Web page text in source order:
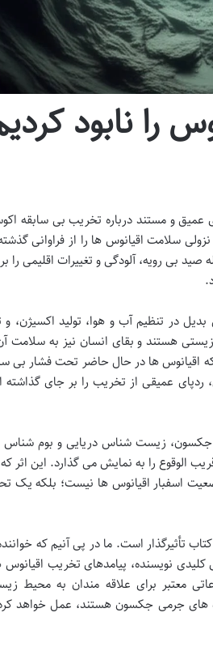
را نابود
عمیق و مستند درباره تخریب بی سابقه
سلامت اقیانوس ها را از فراوانی
بی رویه، آلودگی و تغییرات اقلیمی را
در تنظیم آب و هوا، تولید اکسیژن، و
هستند و بقای انسان نیز به سلامت
ها در حال حاضر تحت فشار بی
ردپای عمیقی از تخریب را بر جای گذاشته
جکسون، زیست شناس دریایی و بوم شناس
الوقوع را به نمایش می گذارد. این اثر که
اسفبار اقیانوس ها نیست؛ بلکه یک
تأثیرگذار است. ما در پی آنیم که
نویسنده، پیامدهای تخریب اقیانوس
معتبر برای علاقه مندان به محیط
های جرمی جکسون هستند، عمل خواهد